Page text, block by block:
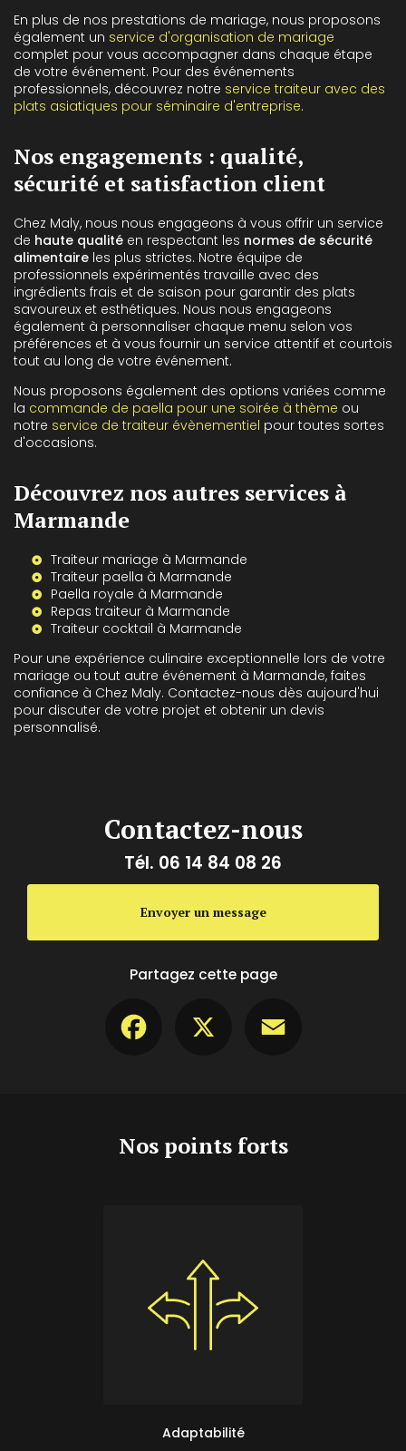
En plus de nos prestations de mariage, nous proposons
également un service d'organisation de mariage
complet pour vous accompagner dans chaque étape
de votre événement. Pour des événements
professionnels, découvrez notre service traiteur avec des
plats asiatiques pour séminaire d'entreprise.
Nos engagements : qualité,
sécurité et satisfaction client
Chez Maly, nous nous engageons à vous offrir un service
de haute qualité en respectant les normes de sécurité
alimentaire les plus strictes. Notre équipe de
professionnels expérimentés travaille avec des
ingrédients frais et de saison pour garantir des plats
savoureux et esthétiques. Nous nous engageons
également à personnaliser chaque menu selon vos
préférences et à vous fournir un service attentif et courtois
tout au long de votre événement.
Nous proposons également des options variées comme
la commande de paella pour une soirée à thème ou
notre service de traiteur évènementiel pour toutes sortes
d'occasions.
Découvrez nos autres services à
Marmande
Traiteur mariage à Marmande
Traiteur paella à Marmande
Paella royale à Marmande
Repas traiteur à Marmande
Traiteur cocktail à Marmande
Pour une expérience culinaire exceptionnelle lors de votre
mariage ou tout autre événement à Marmande, faites
confiance à Chez Maly. Contactez-nous dès aujourd'hui
pour discuter de votre projet et obtenir un devis
personnalisé.
Contactez-nous
Tél. 06 14 84 08 26
Envoyer un message
Partagez cette page
Nos points forts
Adaptabilité